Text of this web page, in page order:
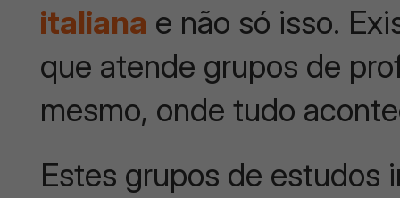
italiana e não só isso.
que atende grupos de
mesmo, onde tudo
Estes grupos de estudos